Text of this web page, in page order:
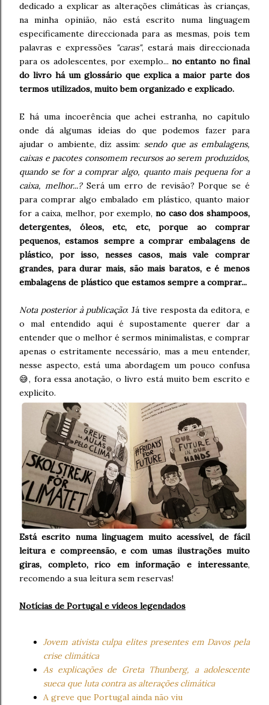
dedicado a explicar as alterações climáticas às crianças,
na minha opinião, não está escrito numa linguagem
especificamente direccionada para as mesmas, pois tem
palavras e expressões "caras", estará mais direccionada
para os adolescentes, por exemplo... no entanto no final
do livro há um glossário que explica a maior parte dos
termos utilizados, muito bem organizado e explicado.
E há uma incoerência que achei estranha, no capítulo
onde dá algumas ideias do que podemos fazer para
ajudar o ambiente, diz assim: sendo que as embalagens,
caixas e pacotes consomem recursos ao serem produzidos,
quando se for a comprar algo, quanto mais pequena for a
caixa, melhor...?Será um erro de revisão? Porque se é
para comprar algo embalado em plástico, quanto maior
for a caixa, melhor, por exemplo, no caso dos shampoos,
detergentes, óleos, etc, etc, porque ao comprar
pequenos, estamos sempre a comprar embalagens de
plástico, por isso, nesses casos, mais vale comprar
grandes, para durar mais, são mais baratos, e é menos
embalagens de plástico que estamos sempre a comprar...
Nota posterior à publicação: Já tive resposta da editora, e
o mal entendido aqui é supostamente querer dar a
entender que o melhor é sermos minimalistas, e comprar
apenas o estritamente necessário, mas a meu entender,
nesse aspecto, está uma abordagem um pouco confusa
😅, fora essa anotação, o livro está muito bem escrito e
explicito.
Está escrito numa linguagem muito acessível, de fácil
leitura e compreensão, e com umas ilustrações muito
giras, completo, rico em informação e interessante,
recomendo a sua leitura sem reservas!
Notícias de Portugal e vídeos legendados
Jovem ativista culpa elites presentes em Davos pela
crise climática
As explicações de Greta Thunberg, a adolescente
sueca que luta contra as alterações climática
A greve que Portugal ainda não viu